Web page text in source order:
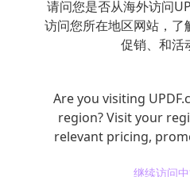
请问您是否从海外访问
访问您所在地区网站，了
促销、和活
Are you visiting
region? Visit your
relevant pricing,
继续访问
PubMed 是医学/生命科
优点
免费